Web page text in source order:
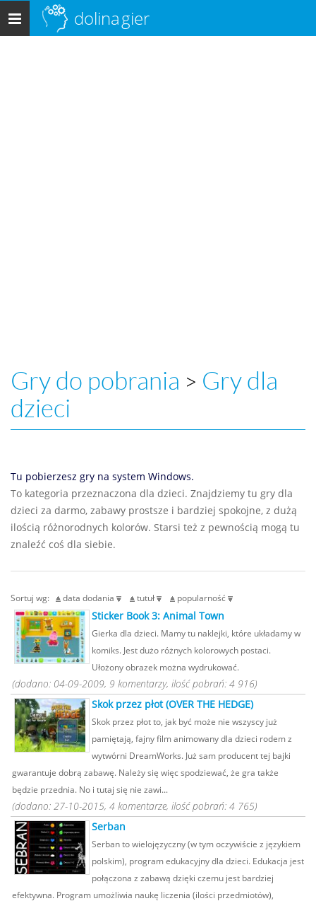
Menu
główne
dolinagier
Gry do pobrania > Gry dla
dzieci
Tu pobierzesz gry na system Windows.
To kategoria przeznaczona dla dzieci. Znajdziemy tu gry dla
dzieci za darmo, zabawy prostsze i bardziej spokojne, z dużą
ilością różnorodnych kolorów. Starsi też z pewnością mogą tu
znaleźć coś dla siebie.
Sortuj wg: data dodania tutuł popularność
Sticker Book 3: Animal Town
Gierka dla dzieci. Mamy tu naklejki, które układamy w
komiks. Jest dużo różnych kolorowych postaci.
Ułożony obrazek można wydrukować.
(dodano: 04-09-2009, 9 komentarzy, ilość pobrań: 4 916)
Skok przez płot (OVER THE HEDGE)
Skok przez płot to, jak być może nie wszyscy już
pamiętają, fajny film animowany dla dzieci rodem z
wytwórni DreamWorks. Już sam producent tej bajki
gwarantuje dobrą zabawę. Należy się więc spodziewać, że gra także
będzie przednia. No i tutaj się nie zawi...
(dodano: 27-10-2015, 4 komentarze, ilość pobrań: 4 765)
Serban
Serban to wielojęzyczny (w tym oczywiście z językiem
polskim), program edukacyjny dla dzieci. Edukacja jest
połączona z zabawą dzięki czemu jest bardziej
efektywna. Program umożliwia naukę liczenia (ilości przedmiotów),